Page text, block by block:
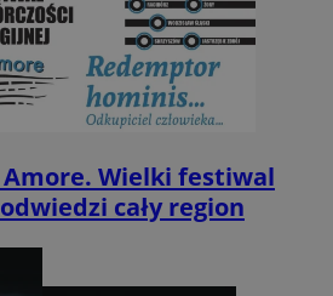
Amore. Wielki festiwal
cały region